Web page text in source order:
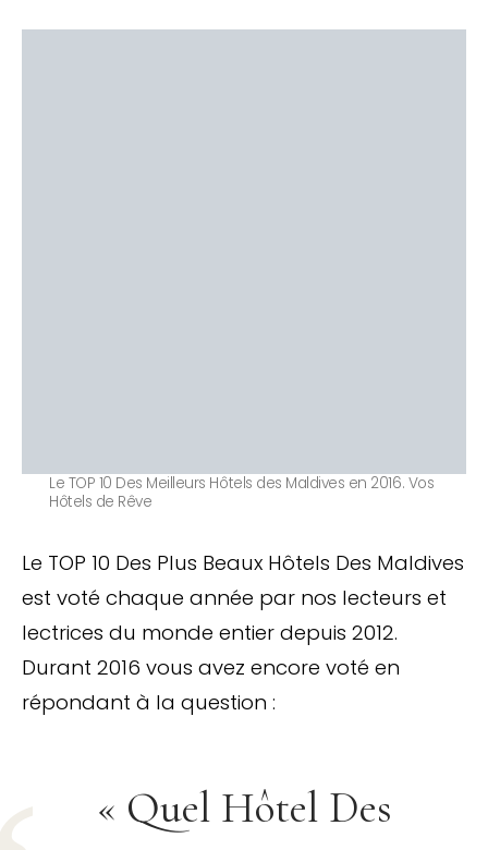
Le TOP 10 Des Meilleurs Hôtels des Maldives en 2016. Vos
Hôtels de Rêve
Le TOP 10 Des Plus Beaux Hôtels Des Maldives
est voté chaque année par nos lecteurs et
lectrices du monde entier depuis 2012.
Durant 2016 vous avez encore voté en
répondant à la question :
« Quel Hôtel Des